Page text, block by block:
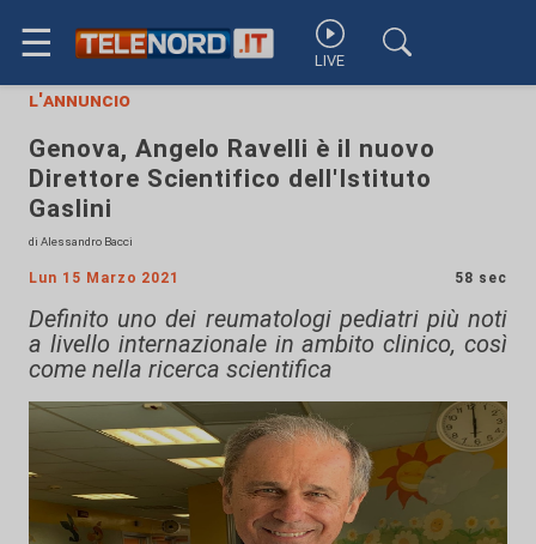
☰ LIVE
l'annuncio
Genova, Angelo Ravelli è il nuovo
Direttore Scientifico dell'Istituto
Gaslini
di Alessandro Bacci
Lun 15 Marzo 2021 58 sec
Definito uno dei reumatologi pediatri più noti
a livello internazionale in ambito clinico, così
come nella ricerca scientifica